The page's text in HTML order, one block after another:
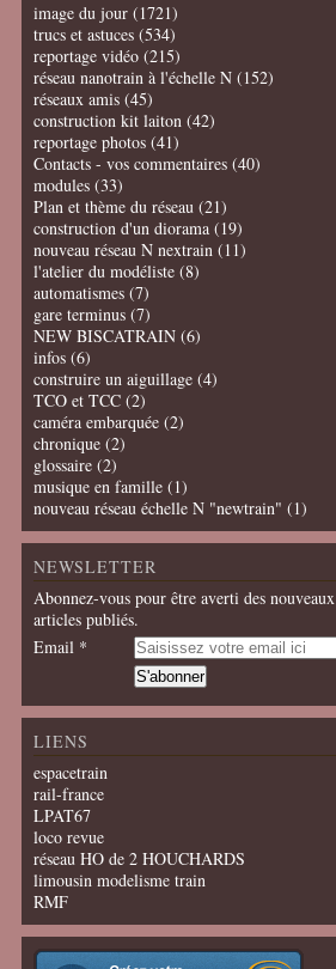
image du jour (1721)
trucs et astuces (534)
reportage vidéo (215)
réseau nanotrain à l'échelle N (152)
réseaux amis (45)
construction kit laiton (42)
reportage photos (41)
Contacts - vos commentaires (40)
modules (33)
Plan et thème du réseau (21)
construction d'un diorama (19)
nouveau réseau N nextrain (11)
l'atelier du modéliste (8)
automatismes (7)
gare terminus (7)
NEW BISCATRAIN (6)
infos (6)
construire un aiguillage (4)
TCO et TCC (2)
caméra embarquée (2)
chronique (2)
glossaire (2)
musique en famille (1)
nouveau réseau échelle N "newtrain" (1)
NEWSLETTER
Abonnez-vous pour être averti des nouveaux
articles publiés.
Email
LIENS
espacetrain
rail-france
LPAT67
loco revue
réseau HO de 2 HOUCHARDS
limousin modelisme train
RMF